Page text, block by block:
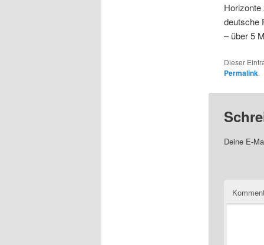
deutsche
– über 5
Dieser
Permalink.
Deine E-